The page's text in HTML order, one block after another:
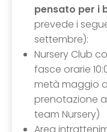
pensato per i
prevede i
settembre):
Nursery Club
fasce orarie
metà maggio
prenotazione
team Nursery)